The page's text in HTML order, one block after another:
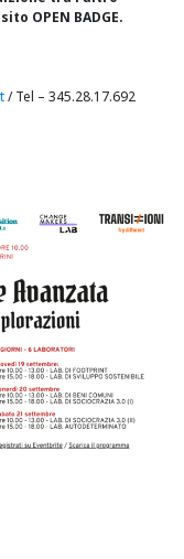
OPEN BADGE.
/ Tel – 345.28.17.692